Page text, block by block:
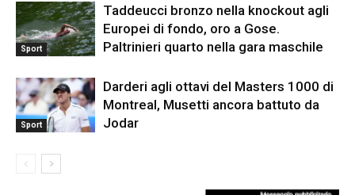
Sport
Taddeucci bronzo nella knockout agli
Europei di fondo, oro a Gose.
Paltrinieri quarto nella gara maschile
Sport
Darderi agli ottavi del Masters 1000 di
Montreal, Musetti ancora battuto da
Jodar